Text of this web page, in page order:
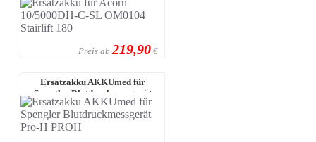
Preis ab 219,90 €
Ersatzakku AKKUmed für
Spengler Blutdruckmessgerät
Pro-H PROH